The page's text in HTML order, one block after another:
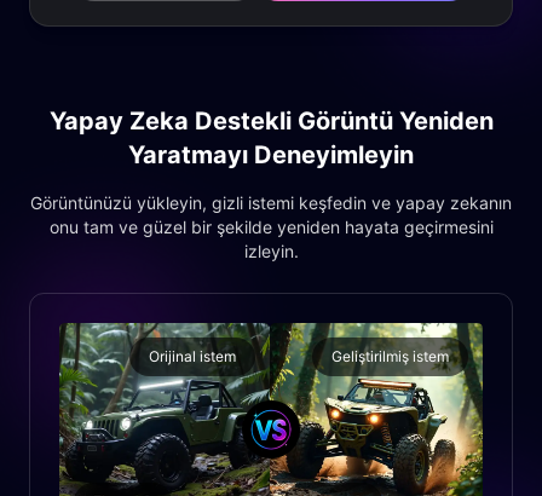
Yapay Zeka Destekli Görüntü Yeniden
Yaratmayı Deneyimleyin
Görüntünüzü yükleyin, gizli istemi keşfedin ve yapay zekanın
onu tam ve güzel bir şekilde yeniden hayata geçirmesini
izleyin.
Orijinal istem Geliştirilmiş istem